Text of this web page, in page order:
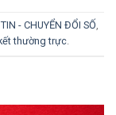
- CHUYỂN ĐỔI SỐ,
thường trực.